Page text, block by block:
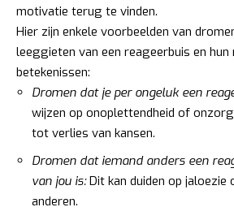
motivatie terug te vinden.
Hier zijn enkele voorbeelden van
leeggieten van een reageerbuis en hun
betekenissen:
Dromen dat je per ongeluk een
wijzen op onoplettendheid of
tot verlies van kansen.
Dromen dat iemand anders een
van jou is:Dit kan duiden op
anderen.